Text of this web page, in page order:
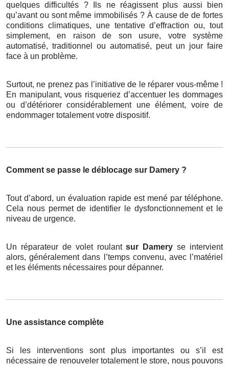
quelques difficultés ? Ils ne réagissent plus aussi bien
qu’avant ou sont même immobilisés ? À cause de de fortes
conditions climatiques, une tentative d’effraction ou, tout
simplement, en raison de son usure, votre système
automatisé, traditionnel ou automatisé, peut un jour faire
face à un problème.
Surtout, ne prenez pas l’initiative de le réparer vous-même !
En manipulant, vous risqueriez d’accentuer les dommages
ou d’détériorer considérablement une élément, voire de
endommager totalement votre dispositif.
Comment se passe le déblocage sur Damery ?
Tout d’abord, un évaluation rapide est mené par téléphone.
Cela nous permet de identifier le dysfonctionnement et le
niveau de urgence.
Un réparateur de volet roulantsur Dameryse intervient
alors, généralement dans l’temps convenu, avec l’matériel
et les éléments nécessaires pour dépanner.
Une assistance complète
Si les interventions sont plus importantes ou s’il est
nécessaire de renouveler totalement le store, nous pouvons